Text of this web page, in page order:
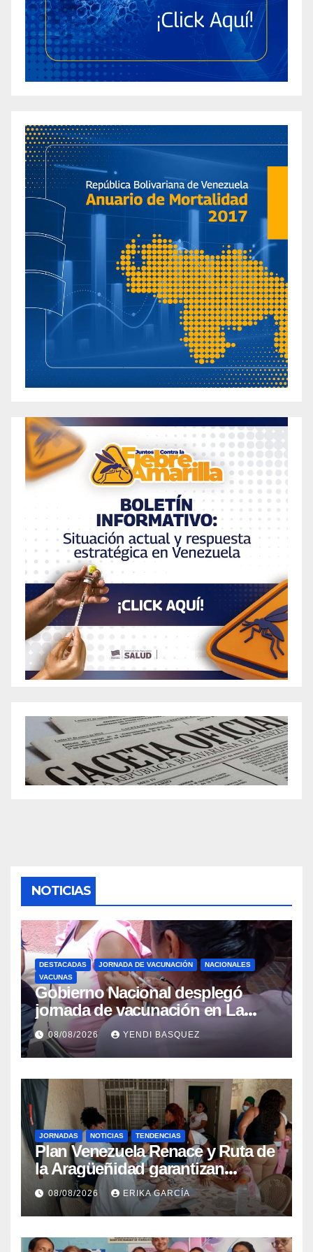
NOTICIAS
DESTACADAS JORNADA DE VACUNACIÓN
NACIONALES
VACUNAS
Gobierno Nacional desplegó
jornada de vacunación en La
Guaira para garantizar protección
epidemiológica
08/08/2026 YENDI BASQUEZ
JORNADAS NOTICIAS TENDENCIAS
Plan Venezuela Renace y Ruta de
la Aragüeñidad garantizan
atención médica integral en
Aragua
08/08/2026 ERIKA GARCÍA